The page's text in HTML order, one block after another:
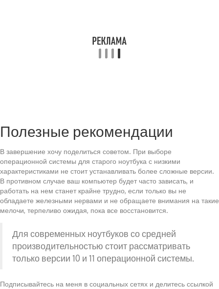
Полезные рекомендации
В завершение хочу поделиться советом. При выборе
операционной системы для старого ноутбука с низкими
характеристиками не стоит устанавливать более сложные версии.
В противном случае ваш компьютер будет часто зависать, и
работать на нем станет крайне трудно, если только вы не
обладаете железными нервами и не обращаете внимания на такие
мелочи, терпеливо ожидая, пока все восстановится.
Для современных ноутбуков со средней
производительностью стоит рассматривать
только версии 10 и 11 операционной системы.
Подписывайтесь на меня в социальных сетях и делитесь ссылкой